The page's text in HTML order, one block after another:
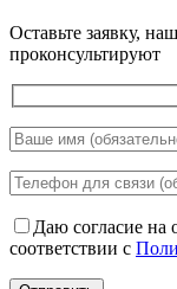
Оставьте заявку,
проконсультируют
Даю согласие на
соответствии с